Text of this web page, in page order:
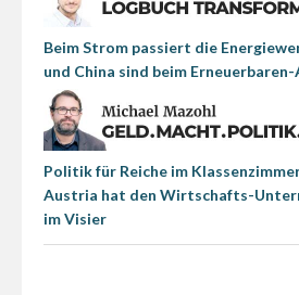
Beim Strom passiert die
und China sind beim
Politik für Reiche im
Austria hat den Wirtschafts-
im Visier